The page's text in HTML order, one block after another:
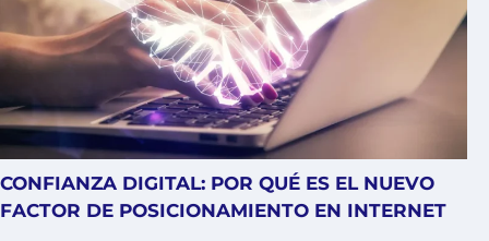
CONFIANZA DIGITAL: POR QUÉ ES EL NUEVO
FACTOR DE POSICIONAMIENTO EN INTERNET